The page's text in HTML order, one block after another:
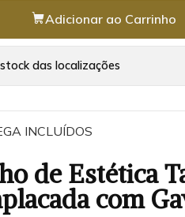
Adicionar ao Carrinho
das localizações
INCLUÍDOS
de Estética
com